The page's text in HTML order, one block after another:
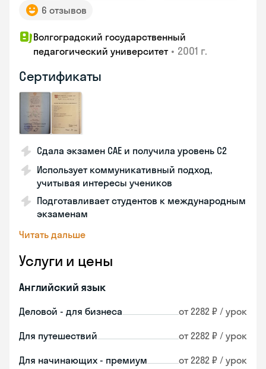
6 отзывов
Волгоградский государственный
педагогический университет • 2001 г.
Сертификаты
Сдала экзамен CAE и получила уровень С2
Использует коммуникативный подход,
учитывая интересы учеников
Подготавливает студентов к международным
экзаменам
Читать дальше
Услуги и цены
Английский язык
Деловой - для бизнеса от 2282 ₽ / урок
Для путешествий от 2282 ₽ / урок
Для начинающих - премиум от 2282 ₽ / урок